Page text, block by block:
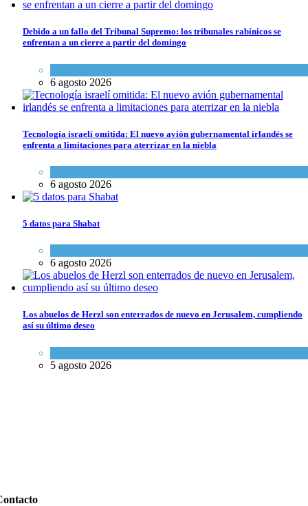
Debido a un fallo del Tribunal Supremo: los tribunales rabínicos se
enfrentan a un cierre a partir del domingo
6 agosto 2026
Tecnología israelí omitida: El nuevo avión gubernamental irlandés se
enfrenta a limitaciones para aterrizar en la niebla
6 agosto 2026
5 datos para Shabat
6 agosto 2026
Los abuelos de Herzl son enterrados de nuevo en Jerusalem, cumpliendo
así su último deseo
5 agosto 2026